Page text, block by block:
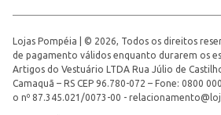
Lojas Pompéia | © 2026, Todos os direitos
de pagamento válidos enquanto durarem os
Artigos do Vestuário LTDA Rua Júlio de
Camaquã – RS CEP 96.780-072 – Fone: 0800
o nº 87.345.021/0073-00 -